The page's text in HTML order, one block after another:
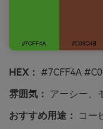
HEX： #7CFF4A
雰囲気： アーシー、
おすすめ用途：
コー